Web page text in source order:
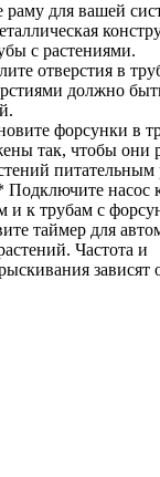
для вашей
с растениями.
отверстия в
должно
форсунки в
так, чтобы они
питательным
насос
и к трубам с
таймер для
Частота и
зависят